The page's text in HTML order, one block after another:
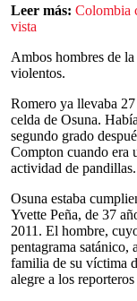
Leer más: Colombia
vista
Ambos hombres de
violentos.
Romero ya llevaba
celda de Osuna.
segundo grado
Compton cuando era
actividad de pandillas.
Osuna estaba
Yvette Peña, de 37
2011. El hombre,
pentagrama satánico,
familia de su víctima
alegre a los